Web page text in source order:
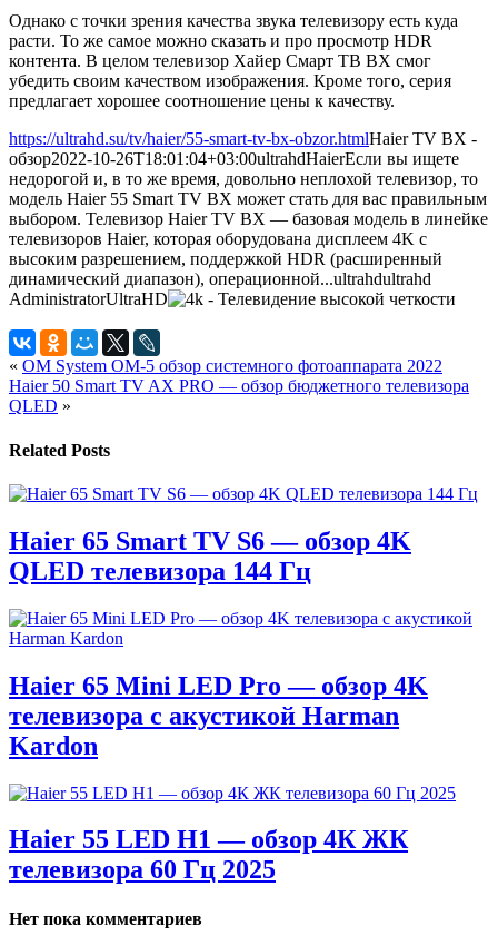
Однако с точки зрения качества звука телевизору есть куда
расти. То же самое можно сказать и про просмотр HDR
контента. В целом телевизор Хайер Смарт ТВ BX смог
убедить своим качеством изображения. Кроме того, серия
предлагает хорошее соотношение цены к качеству.
https://ultrahd.su/tv/haier/55-smart-tv-bx-obzor.htmlHaier TV BX -
обзор2022-10-26T18:01:04+03:00ultrahdHaierЕсли вы ищете
недорогой и, в то же время, довольно неплохой телевизор, то
модель Haier 55 Smart TV BX может стать для вас правильным
выбором. Телевизор Haier TV BX — базовая модель в линейке
телевизоров Haier, которая оборудована дисплеем 4K с
высоким разрешением, поддержкой HDR (расширенный
динамический диапазон), операционной...ultrahdultrahd
AdministratorUltraHD
« OM System OM-5 обзор системного фотоаппарата 2022
Haier 50 Smart TV AX PRO — обзор бюджетного телевизора
QLED »
Related Posts
Haier 65 Smart TV S6 — обзор 4K
QLED телевизора 144 Гц
Haier 65 Mini LED Pro — обзор 4K
телевизора с акустикой Harman
Kardon
Haier 55 LED H1 — обзор 4К ЖК
телевизора 60 Гц 2025
Нет пока комментариев